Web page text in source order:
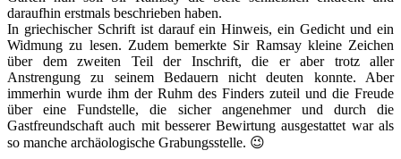
daraufhin erstmals beschrieben haben.
In griechischer Schrift ist darauf ein Hinweis, ein Gedicht und ein
Widmung zu lesen. Zudem bemerkte Sir Ramsay kleine Zeichen
über dem zweiten Teil der Inschrift, die er aber trotz aller
Anstrengung zu seinem Bedauern nicht deuten konnte. Aber
immerhin wurde ihm der Ruhm des Finders zuteil und die Freude
über eine Fundstelle, die sicher angenehmer und durch die
Gastfreundschaft auch mit besserer Bewirtung ausgestattet war als
so manche archäologische Grabungsstelle. 😉